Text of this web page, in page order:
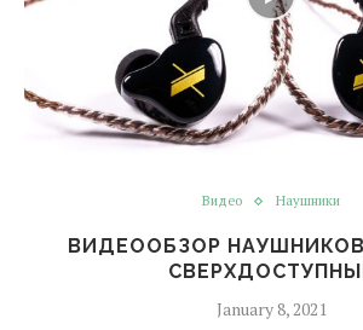
Видео Наушники
ВИДЕООБЗОР НАУШНИКОВ
January 8, 2021